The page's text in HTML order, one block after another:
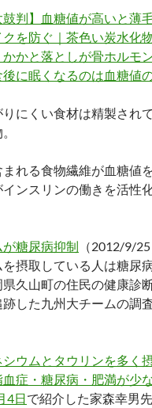
鼓判】血糖値が高いと薄
クを防ぐ｜茶色い炭水化
かと落としが骨ホルモ
に眠くなるのは血糖値
りにくい食材は精製され
れる食物繊維が血糖値
ンスリンの働きを活性
糖尿病抑制 （2012/9/
摂取している人は糖尿
県久山町の住民の健康診
した九州大チームの調
ウムとタウリンを多く
症・糖尿病・肥満が少
4日で紹介した家森幸男